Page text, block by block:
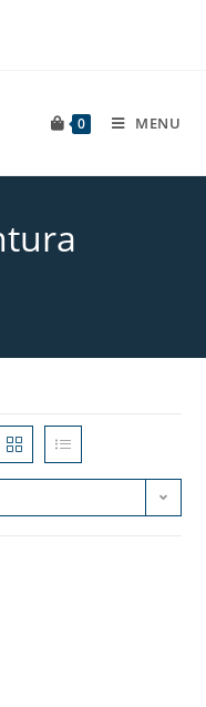
0 MENU